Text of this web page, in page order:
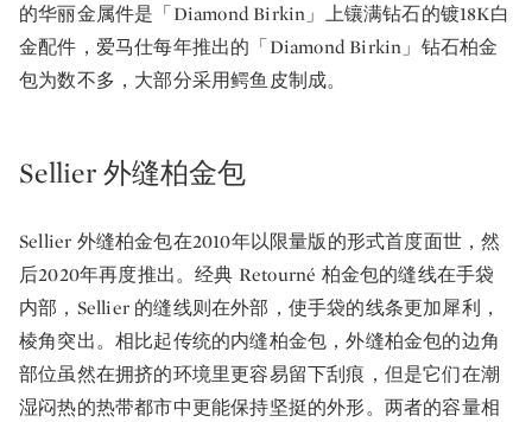
的华丽金属件是「Diamond Birkin」上镶满钻石的镀18K白
金配件，爱马仕每年推出的「Diamond Birkin」钻石柏金
包为数不多，大部分采用鳄鱼皮制成。
Sellier 外缝柏金包
Sellier 外缝柏金包在2010年以限量版的形式首度面世，然
后2020年再度推出。经典 Retourné 柏金包的缝线在手袋
内部，Sellier 的缝线则在外部，使手袋的线条更加犀利，
棱角突出。相比起传统的内缝柏金包，外缝柏金包的边角
部位虽然在拥挤的环境里更容易留下刮痕，但是它们在潮
湿闷热的热带都市中更能保持坚挺的外形。两者的容量相